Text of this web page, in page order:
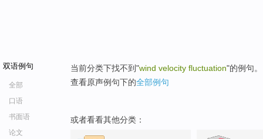
双语例句
全部
口语
书面语
论文
当前分类下找不到"wind velocity fluctuation"的例句。
查看原声例句下的全部例句
或者看看其他分类：